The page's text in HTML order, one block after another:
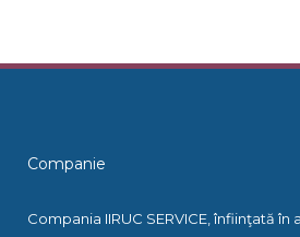
Companie
Compania IIRUC SERVICE, înfiinţată